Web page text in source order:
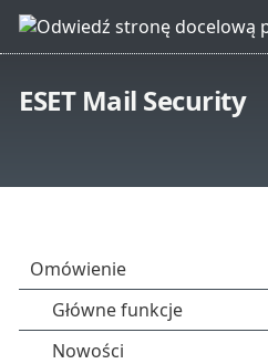
ESET Mail Security